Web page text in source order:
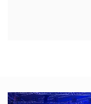
Video